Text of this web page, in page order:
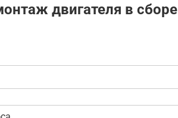
двигателя в сборе